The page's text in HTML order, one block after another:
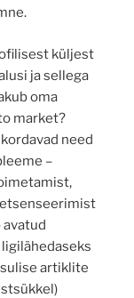
küljest
ja sellega
oma
market?
need
–
avatud
artiklite